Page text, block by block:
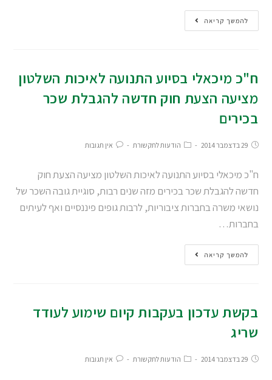
להמשך קריאה
ח"כ מיכאלי בסיוע התנועה לאיכות השלטון
מציעה הצעת חוק חדשה להגבלת שכר
בכירים
29 בדצמבר 2014 הודעות לתקשורת אין תגובות
ח"כ מיכאלי בסיוע התנועה לאיכות השלטון מציעה הצעת חוק
חדשה להגבלת שכר בכירים מזה שנים רבות, סוגיית גובה השכר של
נושאי משרה בחברות ציבוריות, לרבות גופים פיננסיים ואף לעיתים
בחברות…
להמשך קריאה
בקשת עדכון בעקבות קיום שימוע לעודד
שריג
29 בדצמבר 2014 הודעות לתקשורת אין תגובות